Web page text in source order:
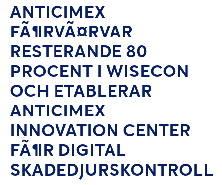
ANTICIMEX
FÃ¶RVÃ¤RVAR
RESTERANDE 80
PROCENT I WISECON
OCH ETABLERAR
ANTICIMEX
INNOVATION CENTER
FÃ¶R DIGITAL
SKADEDJURSKONTROLL